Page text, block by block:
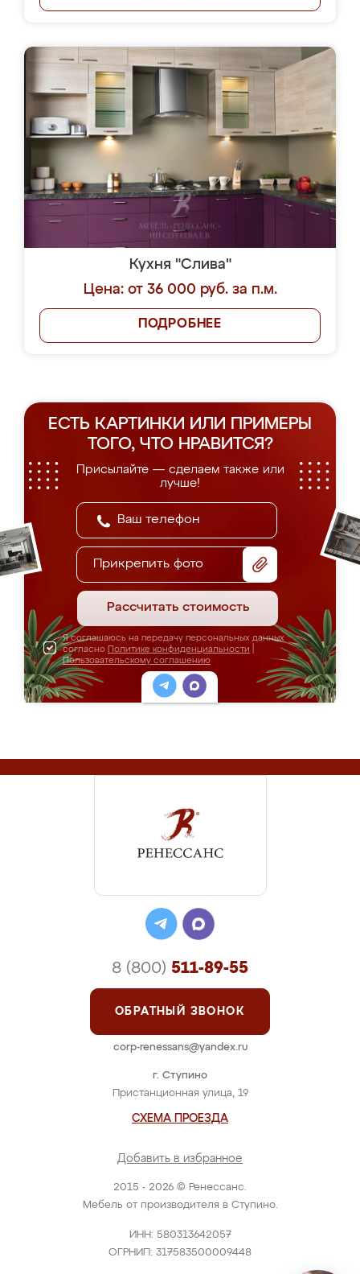
Кухня "Слива"
Цена: от 36 000 руб. за п.м.
ПОДРОБНЕЕ
ЕСТЬ КАРТИНКИ ИЛИ ПРИМЕРЫ
ТОГО, ЧТО НРАВИТСЯ?
Присылайте — сделаем также или
лучше!
Прикрепить фото
Рассчитать стоимость
Я соглашаюсь на передачу персональных данных
согласно Политике конфиденциальности
Пользовательскому соглашению
2015 - 2026 © Ренессанс.
Мебель от производителя в Ступино.
ИНН: 580313642057
ОГРНИП: 317583500009448
г. Ступино
Пристанционная улица, 19
СХЕМА ПРОЕЗДА
Добавить в избранное
8 (800) 511-89-55
ОБРАТНЫЙ ЗВОНОК
corp-renessans@yandex.ru